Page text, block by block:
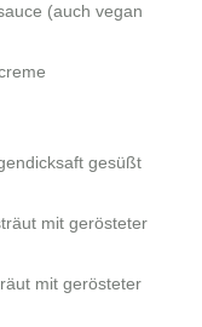
(auch vegan
gesüßt
mit gerösteter
mit gerösteter